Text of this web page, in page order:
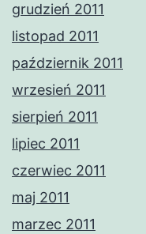
grudzień 2011
listopad 2011
październik 2011
wrzesień 2011
sierpień 2011
lipiec 2011
czerwiec 2011
maj 2011
marzec 2011